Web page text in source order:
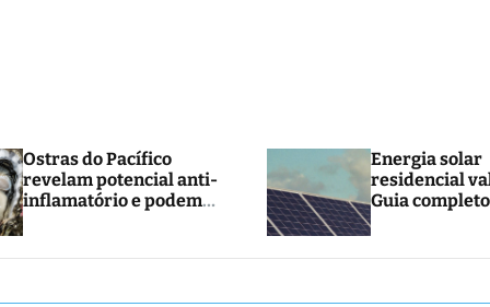
Ostras do Pacífico
revelam potencial anti-
inflamatório e podem
abrir caminho para
novos tratamentos
Energia solar
residencial
Guia